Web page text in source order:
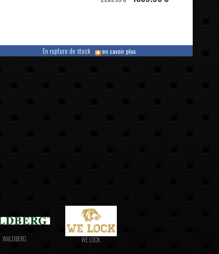
En rupture de stock en savoir plus
WALDBERG WE LOCK